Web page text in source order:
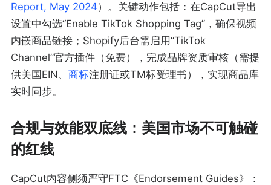
Report, May 2024）。关键动作包括：在CapCut导出
设置中勾选“Enable TikTok Shopping Tag”，确保视频
内嵌商品链接；Shopify后台需启用“TikTok
Channel”官方插件（免费），完成品牌资质审核（需提
供美国EIN、 商标注册证或TM标受理书），实现商品库
实时同步。
合规与效能双底线：美国市场不可触碰
的红线
CapCut内容侧须严守FTC《Endorsement Guides》：